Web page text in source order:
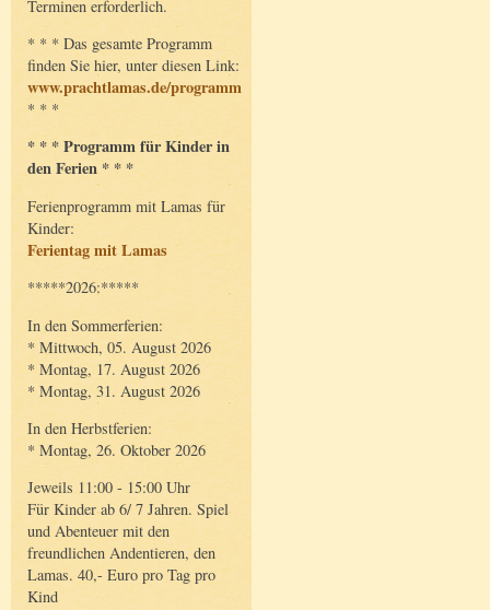
Terminen erforderlich.
* * * Das gesamte Programm
finden Sie hier, unter diesen Link:
www.prachtlamas.de/programm
* * *
* * * Programm für Kinder in
den Ferien * * *
Ferienprogramm mit Lamas für
Kinder:
Ferientag mit Lamas
*****2026:*****
In den Sommerferien:
* Mittwoch, 05. August 2026
* Montag, 17. August 2026
* Montag, 31. August 2026
In den Herbstferien:
* Montag, 26. Oktober 2026
Jeweils 11:00 - 15:00 Uhr
Für Kinder ab 6/ 7 Jahren. Spiel
und Abenteuer mit den
freundlichen Andentieren, den
Lamas. 40,- Euro pro Tag pro
Kind